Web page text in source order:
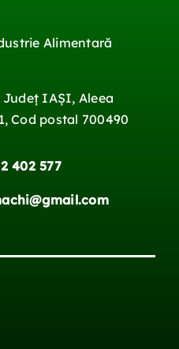
Alimentară
IAŞI, Aleea
Cod postal 700490
402 577